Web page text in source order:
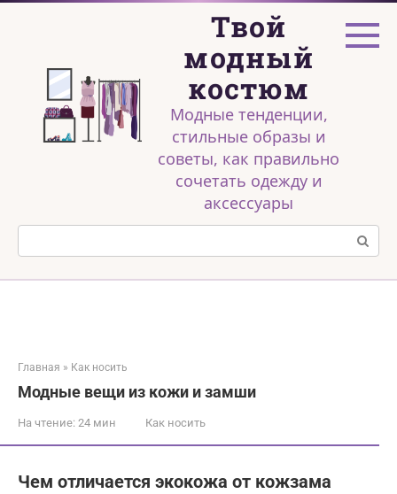
Перейти
Твой
модный
костюм
Модные тенденции,
стильные образы и
советы, как правильно
сочетать одежду и
аксессуары
Поиск:
Главная » Как носить
Модные вещи из кожи и замши
На чтение: 24 мин Как носить
Чем отличается экокожа от кожзама